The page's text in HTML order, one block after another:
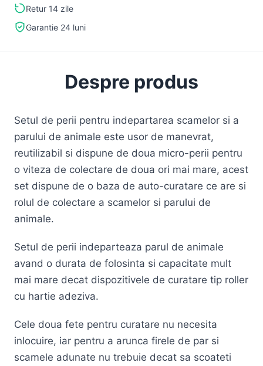
Retur 14 zile
Garantie 24 luni
Despre produs
Setul de perii pentru indepartarea scamelor si a
parului de animale este usor de manevrat,
reutilizabil si dispune de doua micro-perii pentru
o viteza de colectare de doua ori mai mare, acest
set dispune de o baza de auto-curatare ce are si
rolul de colectare a scamelor si parului de
animale.
Setul de perii indeparteaza parul de animale
avand o durata de folosinta si capacitate mult
mai mare decat dispozitivele de curatare tip roller
cu hartie adeziva.
Cele doua fete pentru curatare nu necesita
inlocuire, iar pentru a arunca firele de par si
scamele adunate nu trebuie decat sa scoateti